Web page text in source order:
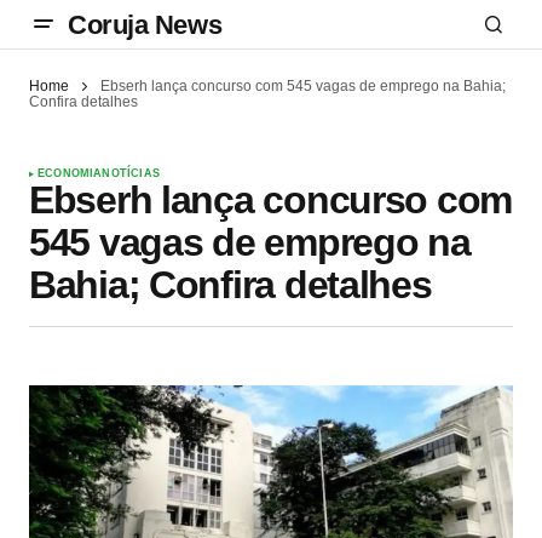
Coruja News
Home
Ebserh lança concurso com 545 vagas de emprego na Bahia;
Confira detalhes
ECONOMIANOTÍCIAS
Ebserh lança concurso com
545 vagas de emprego na
Bahia; Confira detalhes